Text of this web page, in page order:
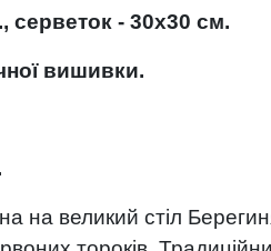
серветок - 30х30 см.
вишивки.
на великий стіл